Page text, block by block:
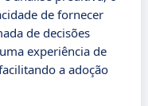
de fornecer
de decisões
experiência de
a adoção